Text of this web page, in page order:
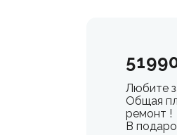
Любите
Общая
ремонт !
В